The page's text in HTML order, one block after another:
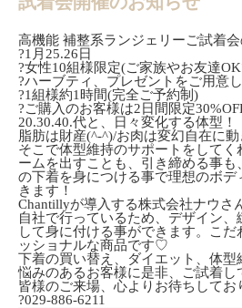
高機能 補整系ランジェリーご試着
?1月25.26日
?女性10組様限定(ご家族やお友達
?ハーブティ、プレゼントをご用意
?1組様約1時間(完全ご予約制)
?ご購入のお客様は2日間限定
20.30.40.代と、日々変化する体型！
脂肪は財産(^-^)/お肉は変幻自在に動
そこで体型維持のサポートをしてく
ームを出すことも、引き締める事
の下着を身につける事で理想のボ
きます！
Chantillyが導入する株式会社ナウさ
自社で行っているため、デザイン
して身に付ける事ができます。こだ
ッショナルな商品です♡
下着の買い替え、ダイエット、体型
悩みのあるお客様に是非、ご試着し
皆様のご来場、心よりお待ちしてお
?029-886-6211